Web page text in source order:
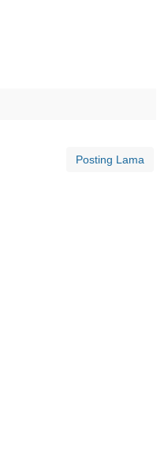
Posting Lama